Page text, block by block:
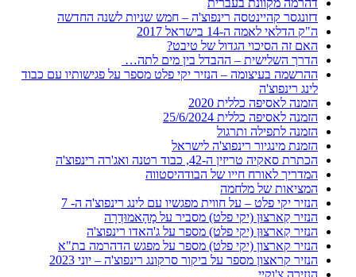
דזונגסר קהיינטסה רינפוצ'ה – חמש שניות לשנה החדשה
ה"ק הדלאי לאמה ה-14 בישראל 2017
האם זה הסיכוי הגדול של טיבט?
הדרך השלישית – ההבדל בין מים לתה…
ההרשמה בעיצומה – הנזיר יקי פלט מספר על פגישותיו עם כבוד
לינג רינפוצ'ה
הזמנה לאסיפה כללית 2020
הזמנה לאסיפה כללית 25/6/2024
הזמנה לתפילה ותרגול
הזמנת מינגיור רינפוצ'ה לישראל
הכתרת סאקיה טריזין ה-42, כבוד רטנה ואג'רה רינפוצ'ה
המדריך לאורח חייו של הבודהיסטווה
המציאות של מלחמה
הנזיר יקי פלט – על חווית מפגשיו עם לינג רינפוצ'ה ה- 7
הנזיר קַארצוּן (יקי פלט) מסביר על מָהָאמוּדְרָה
הנזיר קַארצוּן (יקי פלט) מספר על ג'האדו רינפוצ'ה
הנזיר קארצון (יקי פלט) מספר על מפגש הדהרמה בת"א
הנזיר קראצון מספר על ביקור סרקונג רינפוצ'ה – יוני 2023
הנזירה צ'וקיי